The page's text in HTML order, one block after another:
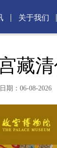
关于我们
清
日期：06-08-2026